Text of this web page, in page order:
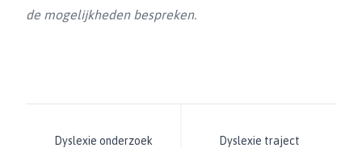
de mogelijkheden bespreken.
Dyslexie onderzoek Dyslexie traject